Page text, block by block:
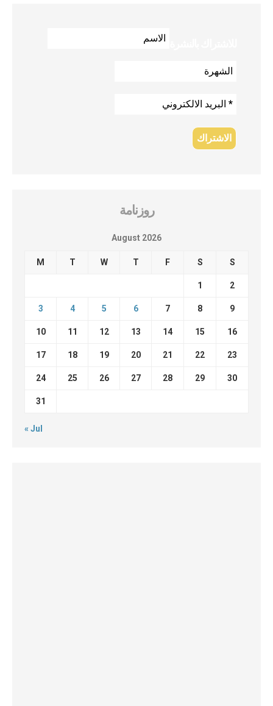
روزنامة
August 2026
M T W T F S S
1 2
3 4 5 6 7 8 9
10 11 12 13 14 15 16
17 18 19 20 21 22 23
24 25 26 27 28 29 30
31
« Jul